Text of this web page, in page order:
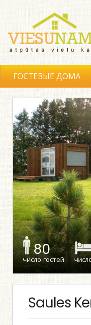
ГОСТЕВЫЕ ДОМА
80
число гостей
Saules